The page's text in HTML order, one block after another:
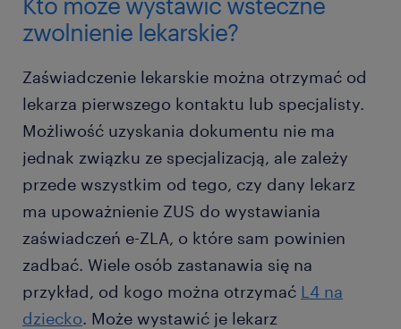
zwolnienie lekarskie?
Zaświadczenie lekarskie można otrzymać od
lekarza pierwszego kontaktu lub specjalisty.
Możliwość uzyskania dokumentu nie ma
jednak związku ze specjalizacją, ale zależy
przede wszystkim od tego, czy dany lekarz
ma upoważnienie ZUS do wystawiania
zaświadczeń e-ZLA, o które sam powinien
zadbać. Wiele osób zastanawia się na
przykład, od kogo można otrzymać L4 na
dziecko. Może wystawić je lekarz